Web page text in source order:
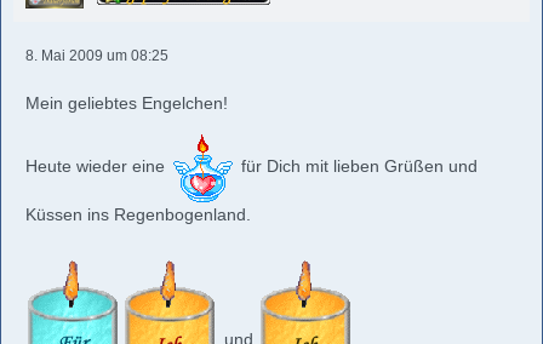
8. Mai 2009 um 08:25
Mein geliebtes Engelchen!
Heute wieder eine für Dich mit lieben Grüßen und
Küssen ins Regenbogenland.
und